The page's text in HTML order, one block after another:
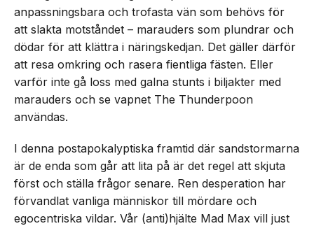
anpassningsbara och trofasta vän som behövs för
att slakta motståndet – marauders som plundrar och
dödar för att klättra i näringskedjan. Det gäller därför
att resa omkring och rasera fientliga fästen. Eller
varför inte gå loss med galna stunts i biljakter med
marauders och se vapnet The Thunderpoon
användas.
I denna postapokalyptiska framtid där sandstormarna
är de enda som går att lita på är det regel att skjuta
först och ställa frågor senare. Ren desperation har
förvandlat vanliga människor till mördare och
egocentriska vildar. Vår (anti)hjälte Mad Max vill just